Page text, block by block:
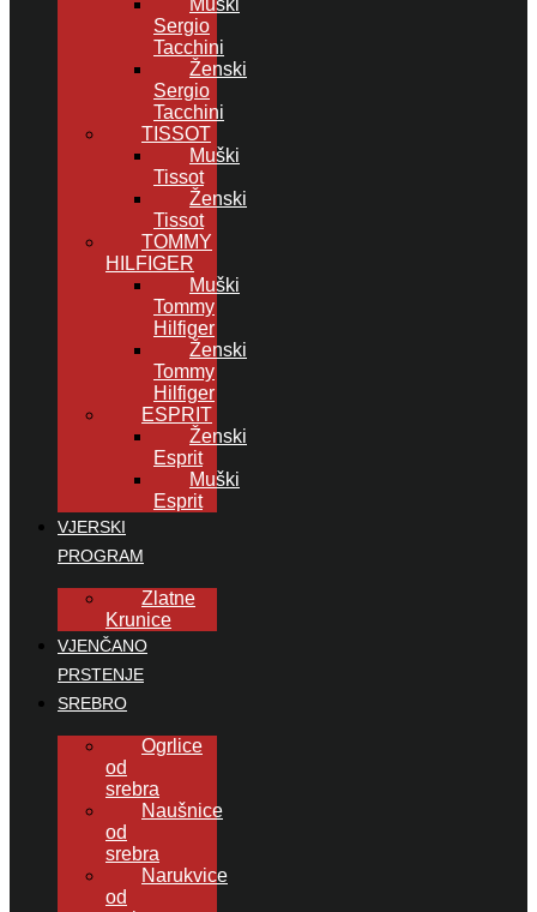
Muški
Sergio
Tacchini
Ženski
Sergio
Tacchini
TISSOT
Muški
Tissot
Ženski
Tissot
TOMMY
HILFIGER
Muški
Tommy
Hilfiger
Ženski
Tommy
Hilfiger
ESPRIT
Ženski
Esprit
Muški
Esprit
VJERSKI
PROGRAM
Zlatne
Krunice
VJENČANO
PRSTENJE
SREBRO
Ogrlice
od
srebra
Naušnice
od
srebra
Narukvice
od